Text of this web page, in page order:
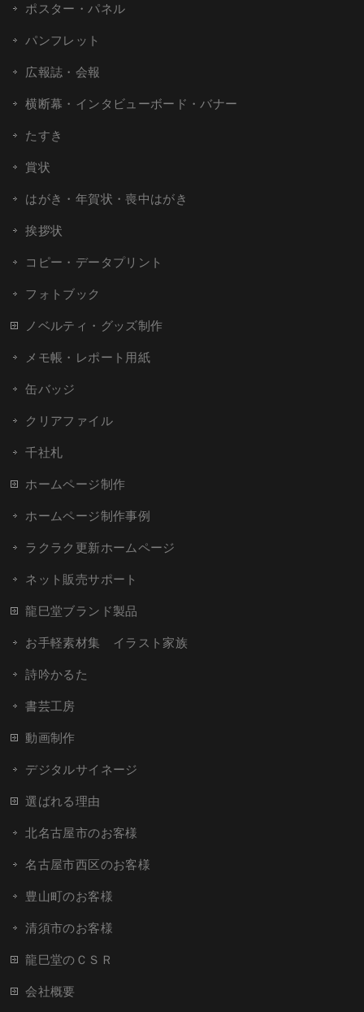
ポスター・パネル
パンフレット
広報誌・会報
横断幕・インタビューボード・バナー
たすき
賞状
はがき・年賀状・喪中はがき
挨拶状
コピー・データプリント
フォトブック
ノベルティ・グッズ制作
メモ帳・レポート用紙
缶バッジ
クリアファイル
千社札
ホームページ制作
ホームページ制作事例
ラクラク更新ホームページ
ネット販売サポート
龍巳堂ブランド製品
お手軽素材集 イラスト家族
詩吟かるた
書芸工房
動画制作
デジタルサイネージ
選ばれる理由
北名古屋市のお客様
名古屋市西区のお客様
豊山町のお客様
清須市のお客様
龍巳堂のＣＳＲ
会社概要